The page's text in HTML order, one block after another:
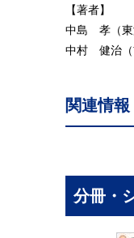
3.4 レーダ
4. 衛星から
4.1 衛星観
参考文献
あとがき
の呼び名）
【著者】
中島 孝（東
中村 健治（
関連情報
分冊・